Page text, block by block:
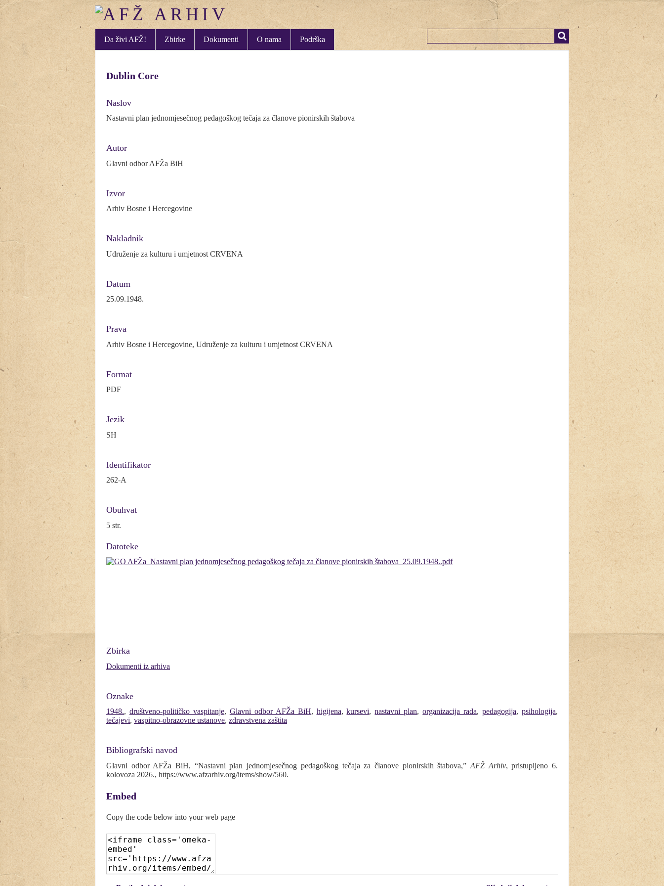
Da živi AFŽ! Zbirke Dokumenti O nama Podrška
Dublin Core
Naslov
Nastavni plan jednomjesečnog pedagoškog tečaja za članove pionirskih štabova
Autor
Glavni odbor AFŽa BiH
Izvor
Arhiv Bosne i Hercegovine
Nakladnik
Udruženje za kulturu i umjetnost CRVENA
Datum
25.09.1948.
Prava
Arhiv Bosne i Hercegovine, Udruženje za kulturu i umjetnost CRVENA
Format
PDF
Jezik
SH
Identifikator
262-A
Obuhvat
5 str.
Datoteke
Zbirka
Dokumenti iz arhiva
Oznake
1948., društveno-političko vaspitanje, Glavni odbor AFŽa BiH, higijena,kursevi,nastavni plan,organizacija rada,pedagogija,psihologija,
tečajevi, vaspitno-obrazovne ustanove, zdravstvena zaštita
Bibliografski navod
Glavni odbor AFŽa BiH, “Nastavni plan jednomjesečnog pedagoškog tečaja za članove pionirskih štabova,” AFŽ Arhiv, pristupljeno 6.
kolovoza 2026., https://www.afzarhiv.org/items/show/560.
Embed
Copy the code below into your web page